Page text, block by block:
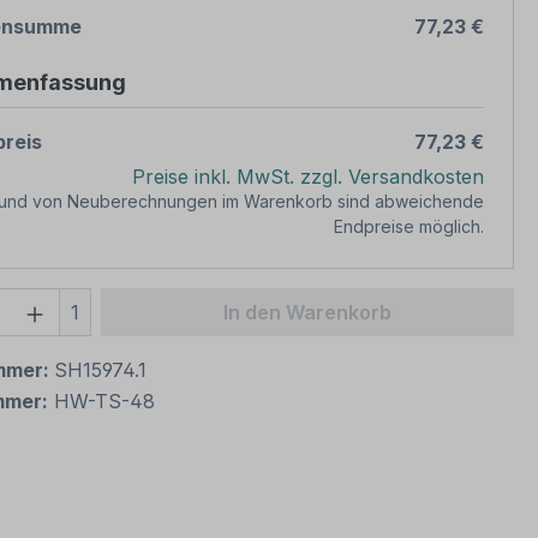
77,23 €
77,23 €
Preise inkl. MwSt. zzgl. Versandkosten
von Neuberechnungen im Warenkorb sind abweichende
Endpreise möglich.
Anzahl: Gib den gewünschten Wert
1 In den Warenkorb
SH15974.1
HW-TS-48